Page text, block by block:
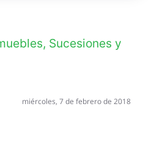
Sucesiones y
miércoles, 7 de febrero de 2018